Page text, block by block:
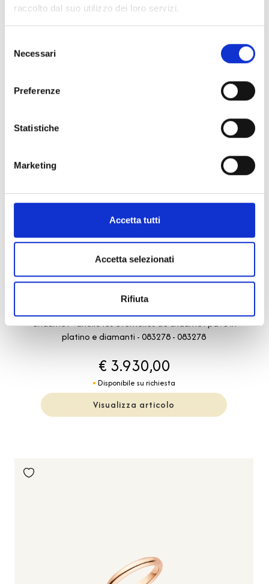
raccolto dal suo utilizzo dei loro servizi.
delNecessari
Preferenze
Statistiche
Marketing
Accetta tutti
Accetta selezionati
Rifiuta
Les Eternelles
CHAUMET
Chaumet - anello les eternelles de chaumet pavé in
platino e diamanti - 083278 - 083278
€ 3.930,00
Disponibile su richiesta
Visualizza articolo